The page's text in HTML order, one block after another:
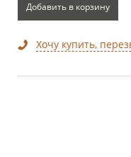
Добавить в корзину
Хочу купить,